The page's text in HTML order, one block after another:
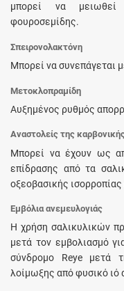
μπορεί να μειωθεί
φουροσεμίδης.
Σπειρονολακτόνη
Μπορεί να συνεπάγεται
Μετοκλοπραμίδη
Αυξημένος ρυθμός
Αναστολείς της
Μπορεί να έχουν ως
επίδρασης από τα
οξεοβασικής
Εμβόλια ανεμευλογιάς
Η χρήση σαλικυλικών
μετά τον εμβολιασμό
σύνδρομο Reye μετά
λοίμωξης από φυσικό ιό